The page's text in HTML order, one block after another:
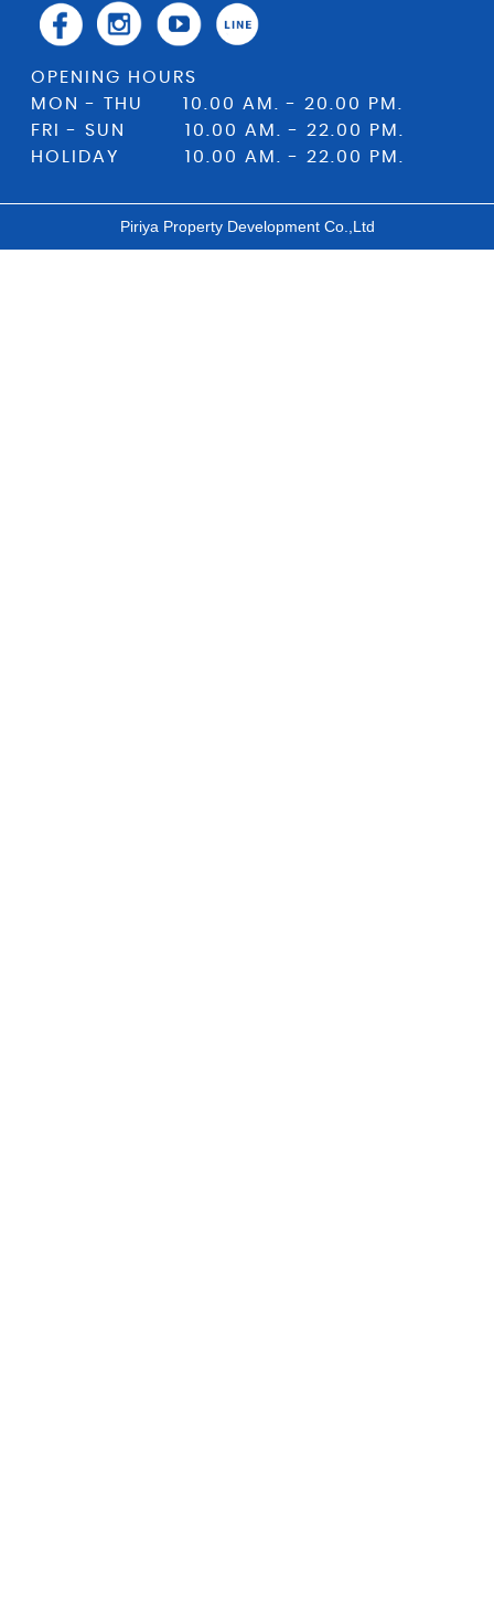
OPENING HOURS
MON - THU 10.00 AM. - 20.00 PM.
FRI - SUN 10.00 AM. - 22.00 PM.
HOLIDAY 10.00 AM. - 22.00 PM.
Piriya Property Development Co.,Ltd